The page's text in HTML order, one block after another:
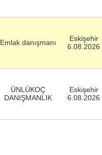
Emlak danışmanı
Eskişehir
6.08.2026
ÜNLÜKOÇ
DANIŞMANLIK
Eskişehir
6.08.2026